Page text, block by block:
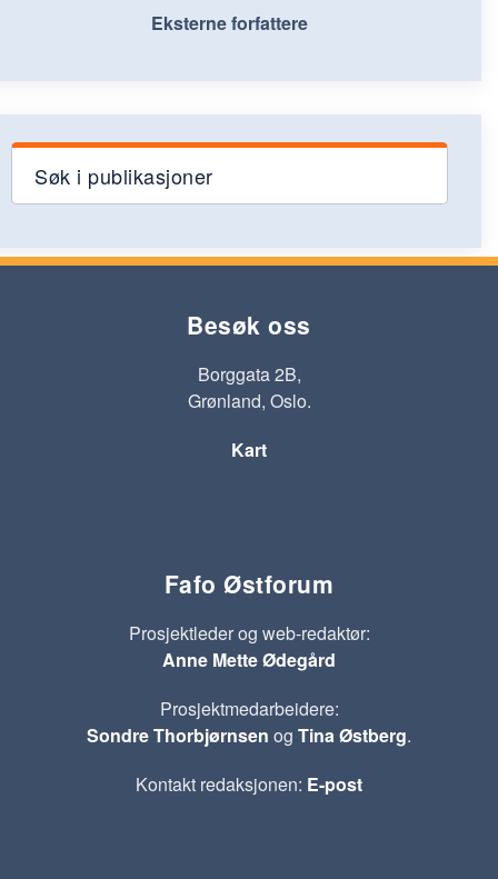
Eksterne forfattere
Søk i publikasjoner
Besøk oss
Borggata 2B,
Grønland, Oslo.
Kart
Fafo Østforum
Prosjektleder og web-redaktør:
Anne Mette Ødegård
Prosjektmedarbeidere:
Sondre Thorbjørnsen og Tina Østberg.
Kontakt redaksjonen: E-post